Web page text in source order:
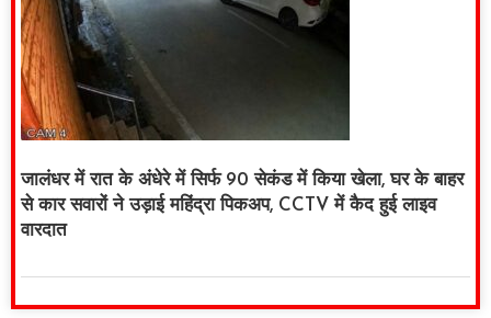
जालंधर में रात के अंधेरे में सिर्फ 90 सेकंड में किया खेला, घर के बाहर
से कार सवारों ने उड़ाई महिंद्रा पिकअप, CCTV में कैद हुई लाइव
वारदात